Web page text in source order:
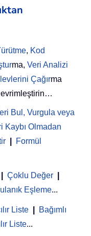
, Kod
ma, Veri Analizi
Çağırma
Bul, Vurgula veya
Kaybı Olmadan
Formül
Çoklu Değer
Eşleme...
Liste
Bağımlı
Liste...